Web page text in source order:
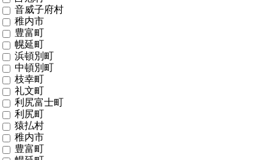
音威子府村
稚内市
豊富町
幌延町
浜頓別町
中頓別町
枝幸町
礼文町
利尻富士町
利尻町
猿払村
稚内市
豊富町